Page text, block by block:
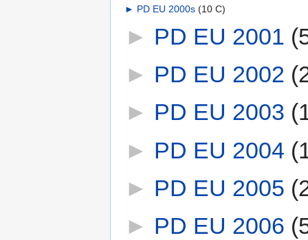
► PD EU 2000s‎ (10 C)
► PD EU 2001
► PD EU 2002
► PD EU 2003
► PD EU 2004
► PD EU 2005
► PD EU 2006